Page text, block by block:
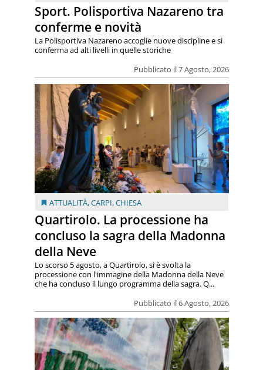
Sport. Polisportiva Nazareno tra
conferme e novità
Pubblicato il 7 Agosto, 2026
La Polisportiva Nazareno accoglie nuove discipline e si
conferma ad alti livelli in quelle storiche
ATTUALITÀ,CARPI,CHIESA
Quartirolo. La processione ha
concluso la sagra della Madonna
della Neve
Pubblicato il 6 Agosto, 2026
Lo scorso 5 agosto, a Quartirolo, si è svolta la
processione con l'immagine della Madonna della Neve
che ha concluso il lungo programma della sagra. Q...